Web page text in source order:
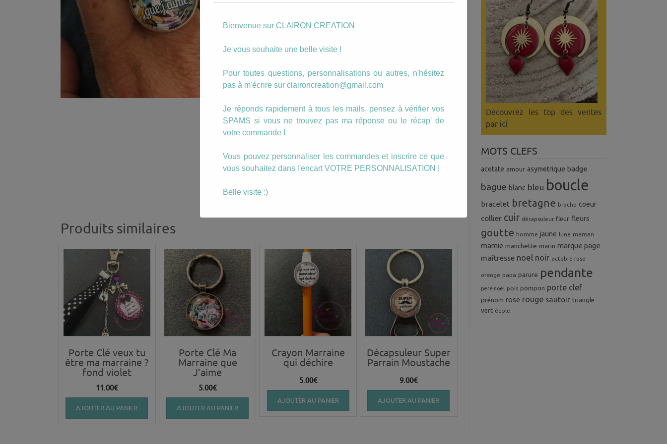
Bague
Marraine
que
Catégories : Parrain, marraine,Un cadeau pour...
Étiquettes :bague,marraine
Description
Bague en format rond 20 mm de diamètre.
La bague est réglable. (taille adulte)
Produits similaires
Porte Clé veux tu
être ma marraine ?
fond violet
11.00€
AJOUTER AU PANIER
Porte Clé Ma
Marraine que
J’aime
5.00€
AJOUTER AU PANIER
Crayon Marraine
qui déchire
5.00€
AJOUTER AU PANIER
Décapsuleur Super
Parrain Moustache
9.00€
AJOUTER AU PANIER
Découvrez les top des ventes
par ici
MOTS CLEFS
acetate amour asymetrique badge
bague blanc bleu boucle
bracelet bretagne broche coeur
collier cuir décapsuleur fleur fleurs
goutte homme jaune lune maman
mamie manchette marin marque page
maîtresse noel noir octobre rose
orange papa parure pendante
pere noel pois pompon porte clef
prénom rose rouge sautoir triangle
vert école
Bienvenue sur CLAIRON CREATION
Je vous souhaite une belle visite !
Pour toutes questions, personnalisations ou autres, n'hésitez
pas à m'écrire sur claironcreation@gmail.com
Je réponds rapidement à tous les mails, pensez à vérifier vos
SPAMS si vous ne trouvez pas ma réponse ou le récap' de
votre commande !
Vous pouvez personnaliser les commandes et inscrire ce que
vous souhaitez dans l'encart VOTRE PERSONNALISATION !
Belle visite :)